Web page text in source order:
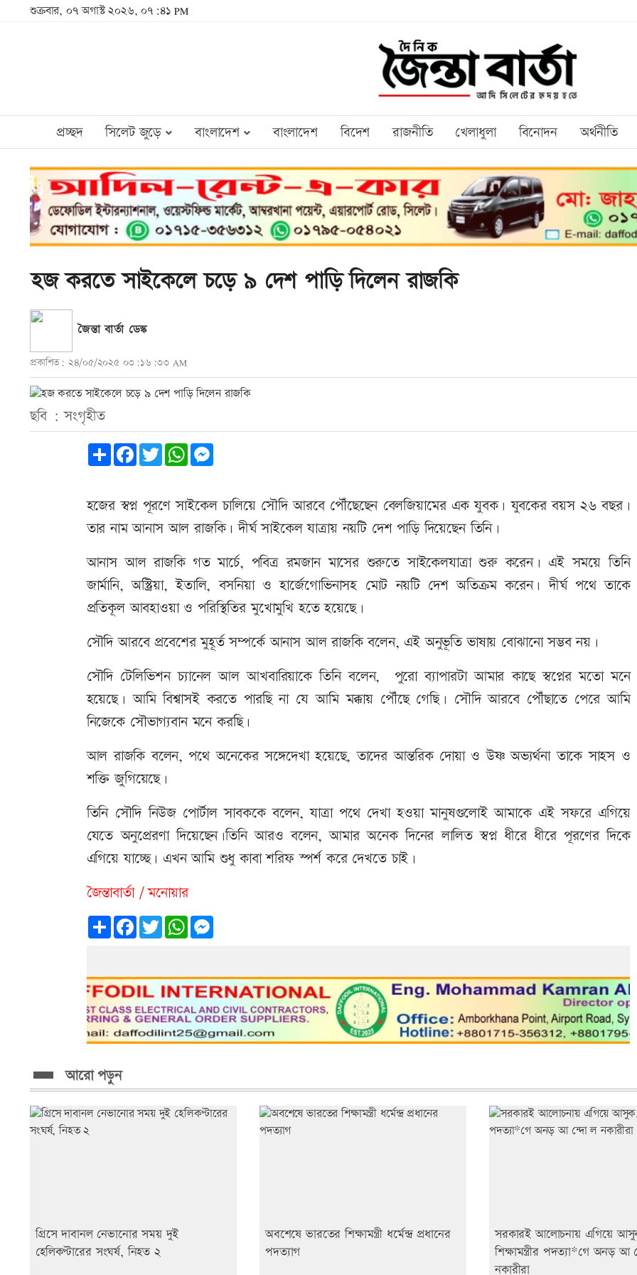
শুক্রবার, ০৭ অগাস্ট ২০২৬, ০৭:৪১ PM
প্রচ্ছদ সিলেট জুড়ে বাংলাদেশ বাংলাদেশ বিদেশ রাজনীতি খেলাধুলা বিনোদন অর্থনীতি
হজ করতে সাইকেলে চড়ে ৯ দেশ পাড়ি দিলেন রাজকি
জৈন্তা বার্তা ডেস্ক
প্রকাশিত: ২৪/০৫/২০২৫ ০৩:১৬:৩৩ AM
ছবি : সংগৃহীত
Share FacebookTwitterWhatsAppMessenger
হজের স্বপ্ন পূরণে সাইকেল চালিয়ে সৌদি আরবে পৌঁছেছেন বেলজিয়ামের এক যুবক। যুবকের বয়স ২৬ বছর।
তার নাম আনাস আল রাজকি। দীর্ঘ সাইকেল যাত্রায় নয়টি দেশ পাড়ি দিয়েছেন তিনি।
আনাস আল রাজকি গত মার্চে, পবিত্র রমজান মাসের শুরুতে সাইকেলযাত্রা শুরু করেন। এই সময়ে তিনি
জার্মানি, অস্ট্রিয়া, ইতালি, বসনিয়া ও হার্জেগোভিনাসহ মোট নয়টি দেশ অতিক্রম করেন। দীর্ঘ পথে তাকে
প্রতিকূল আবহাওয়া ও পরিস্থিতির মুখোমুখি হতে হয়েছে।
সৌদি আরবে প্রবেশের মুহূর্ত সম্পর্কে আনাস আল রাজকি বলেন, এই অনুভূতি ভাষায় বোঝানো সম্ভব নয়।
সৌদি টেলিভিশন চ্যানেল আল আখবারিয়াকে তিনি বলেন, পুরো ব্যাপারটা আমার কাছে স্বপ্নের মতো মনে
হয়েছে। আমি বিশ্বাসই করতে পারছি না যে আমি মক্কায় পৌঁছে গেছি। সৌদি আরবে পৌঁছাতে পেরে আমি
নিজেকে সৌভাগ্যবান মনে করছি।
আল রাজকি বলেন, পথে অনেকের সঙ্গেদেখা হয়েছে, তাদের আন্তরিক দোয়া ও উষ্ণ অভ্যর্থনা তাকে সাহস ও
শক্তি জুগিয়েছে।
তিনি সৌদি নিউজ পোর্টাল সাবককে বলেন, যাত্রা পথে দেখা হওয়া মানুষগুলোই আমাকে এই সফরে এগিয়ে
যেতে অনুপ্রেরণা দিয়েছেন।তিনি আরও বলেন, আমার অনেক দিনের লালিত স্বপ্ন ধীরে ধীরে পূরণের দিকে
এগিয়ে যাচ্ছে। এখন আমি শুধু কাবা শরিফ স্পর্শ করে দেখতে চাই।
জৈন্তাবার্তা / মনোয়ার
Share FacebookTwitterWhatsAppMessenger
আরো পড়ুন
গ্রিসে দাবানল নেভানোর সময় দুই
হেলিকপ্টারের সংঘর্ষ, নিহত ২
অবশেষে ভারতের শিক্ষামন্ত্রী ধর্মেন্দ্র প্রধানের
পদত্যাগ
সরকারই আলোচনায় এগিয়ে
শিক্ষামন্ত্রীর পদত্যা*গে অনড় আ
নকারীরা